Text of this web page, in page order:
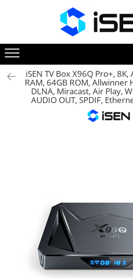
Trotinete electrice
Piese si accesorii
iSEN TV Box X96Q Pro+,
RAM, 64GB ROM, Allwinner
DLNA, Miracast, Air Play,
AUDIO OUT, SPDIF,